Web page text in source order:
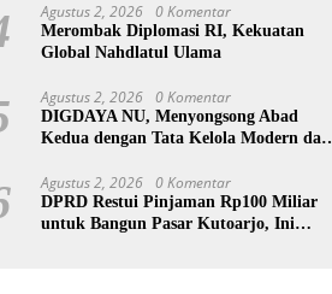
Agustus 2, 2026 0 Komentar
Merombak Diplomasi RI, Kekuatan
Global Nahdlatul Ulama
Agustus 2, 2026 0 Komentar
DIGDAYA NU, Menyongsong Abad
Kedua dengan Tata Kelola Modern dan
Agustus 2, 2026 0 Komentar
DPRD Restui Pinjaman Rp100 Miliar
untuk Bangun Pasar Kutoarjo, Ini